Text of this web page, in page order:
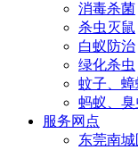
消毒杀菌
杀虫灭鼠
白蚁防治
绿化杀虫
蚊子、
蚂蚁、
服务网点
东莞南城